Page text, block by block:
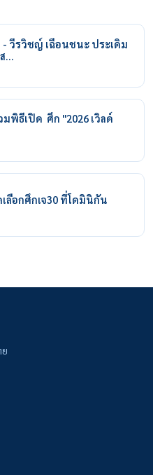
วีรวิชญ์ เฉือนชนะ ประเดิม
พิธีเปิด ศึก "2026 เวิลด์
ลือกศึกเจ30 ที่โดมินิกัน